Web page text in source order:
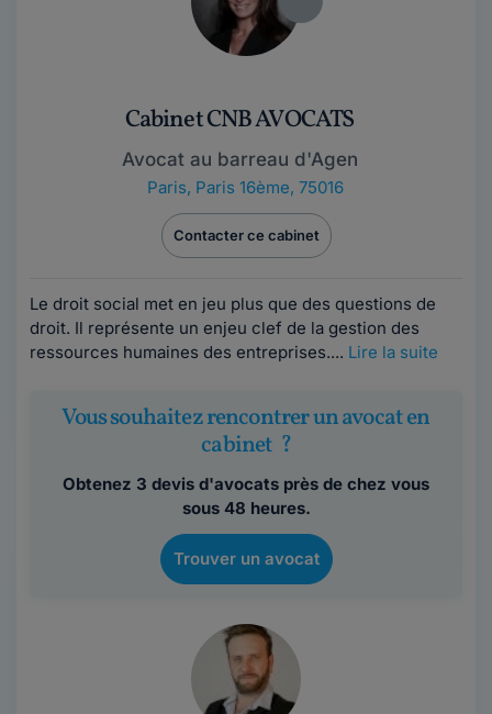
Cabinet CNB AVOCATS
Avocat au barreau d'Agen
Paris, Paris 16ème, 75016
Contacter ce cabinet
Le droit social met en jeu plus que des questions de
droit. Il représente un enjeu clef de la gestion des
ressources humaines des entreprises.... Lire la suite
Vous souhaitez rencontrer un avocat en
cabinet ?
Obtenez 3 devis d'avocats près de chez vous
sous 48 heures.
Trouver un avocat